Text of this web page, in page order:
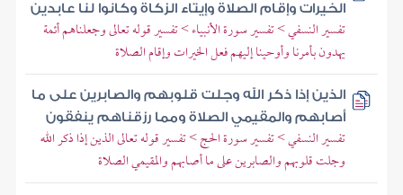
الخيرات وإقام الصلاة وإيتاء الزكاة وكانوا لنا عابدين
تفسير النسفي > تفسير سورة الأنبياء > تفسير قوله تعالى وجعلناهم أئمة
يهدون بأمرنا وأوحينا إليهم فعل الخيرات وإقام الصلاة
الذين إذا ذكر الله وجلت قلوبهم والصابرين على ما
أصابهم والمقيمي الصلاة ومما رزقناهم ينفقون
تفسير النسفي > تفسير سورة الحج > تفسير قوله تعالى الذين إذا ذكر الله
وجلت قلوبهم والصابرين على ما أصابهم والمقيمي الصلاة